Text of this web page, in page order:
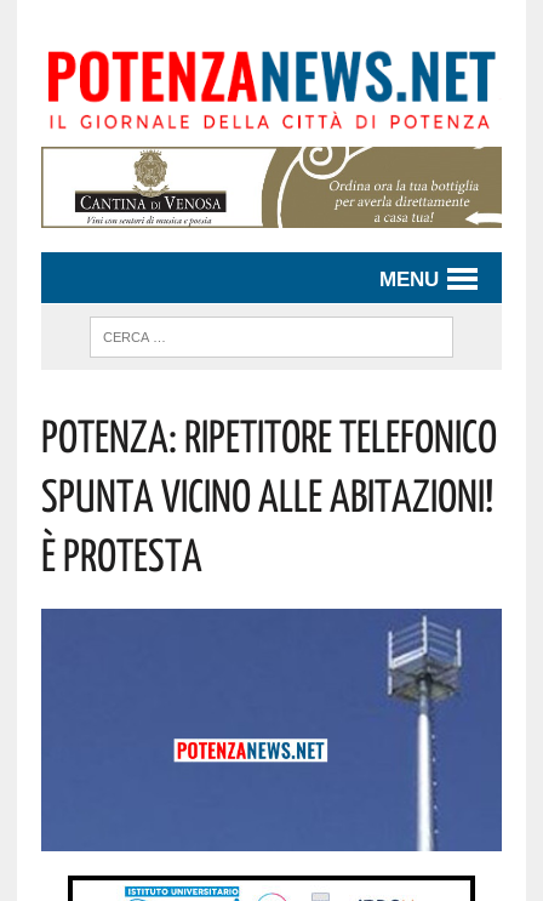
MENU
POTENZA: RIPETITORE TELEFONICO
SPUNTA VICINO ALLE ABITAZIONI!
È PROTESTA